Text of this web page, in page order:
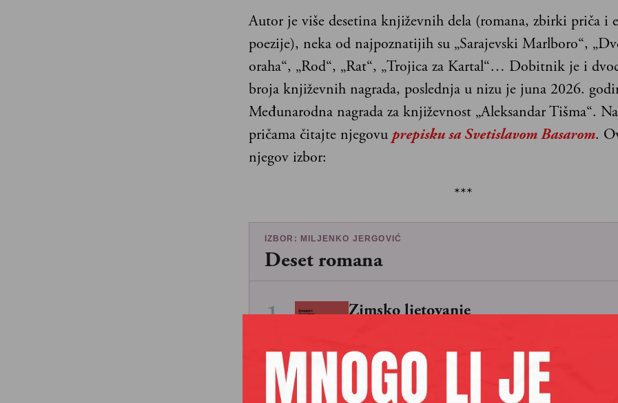
Autor je više desetina književnih dela (romana, zbirki priča i
poezije), neka od najpoznatijih su „Sarajevski Marlboro“,
oraha“, „Rod“, „Rat“, „Trojica za Kartal“… Dobitnik je i
broja književnih nagrada, poslednja u nizu je juna 2026.
Međunarodna nagrada za književnost „Aleksandar Tišma“.
pričama čitajte njegovu prepisku sa Svetislavom Basarom.
njegov izbor:
***
IZBOR: MILJENKO JERGOVIĆ
Deset romana
1 Zimsko ljetovanje